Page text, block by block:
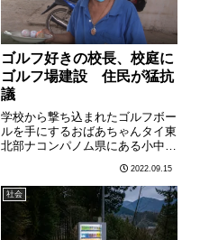
ゴルフ好きの校長、校庭に
ゴルフ場建設 住民が猛抗
議
学校から撃ち込まれたゴルフボー
ルを手にするおばあちゃんタイ東
北部ナコンパノム県にある小中一
校長が校内にあったサッカー場を
取り壊してミニゴルフ場を建設
し、近隣住民の猛抗議にあってい
るとソーシャルメディアで話題に
な………
2022.09.15
社会